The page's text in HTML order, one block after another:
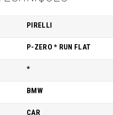
PIRELLI
P-ZERO * RUN FLAT
*
BMW
CAR